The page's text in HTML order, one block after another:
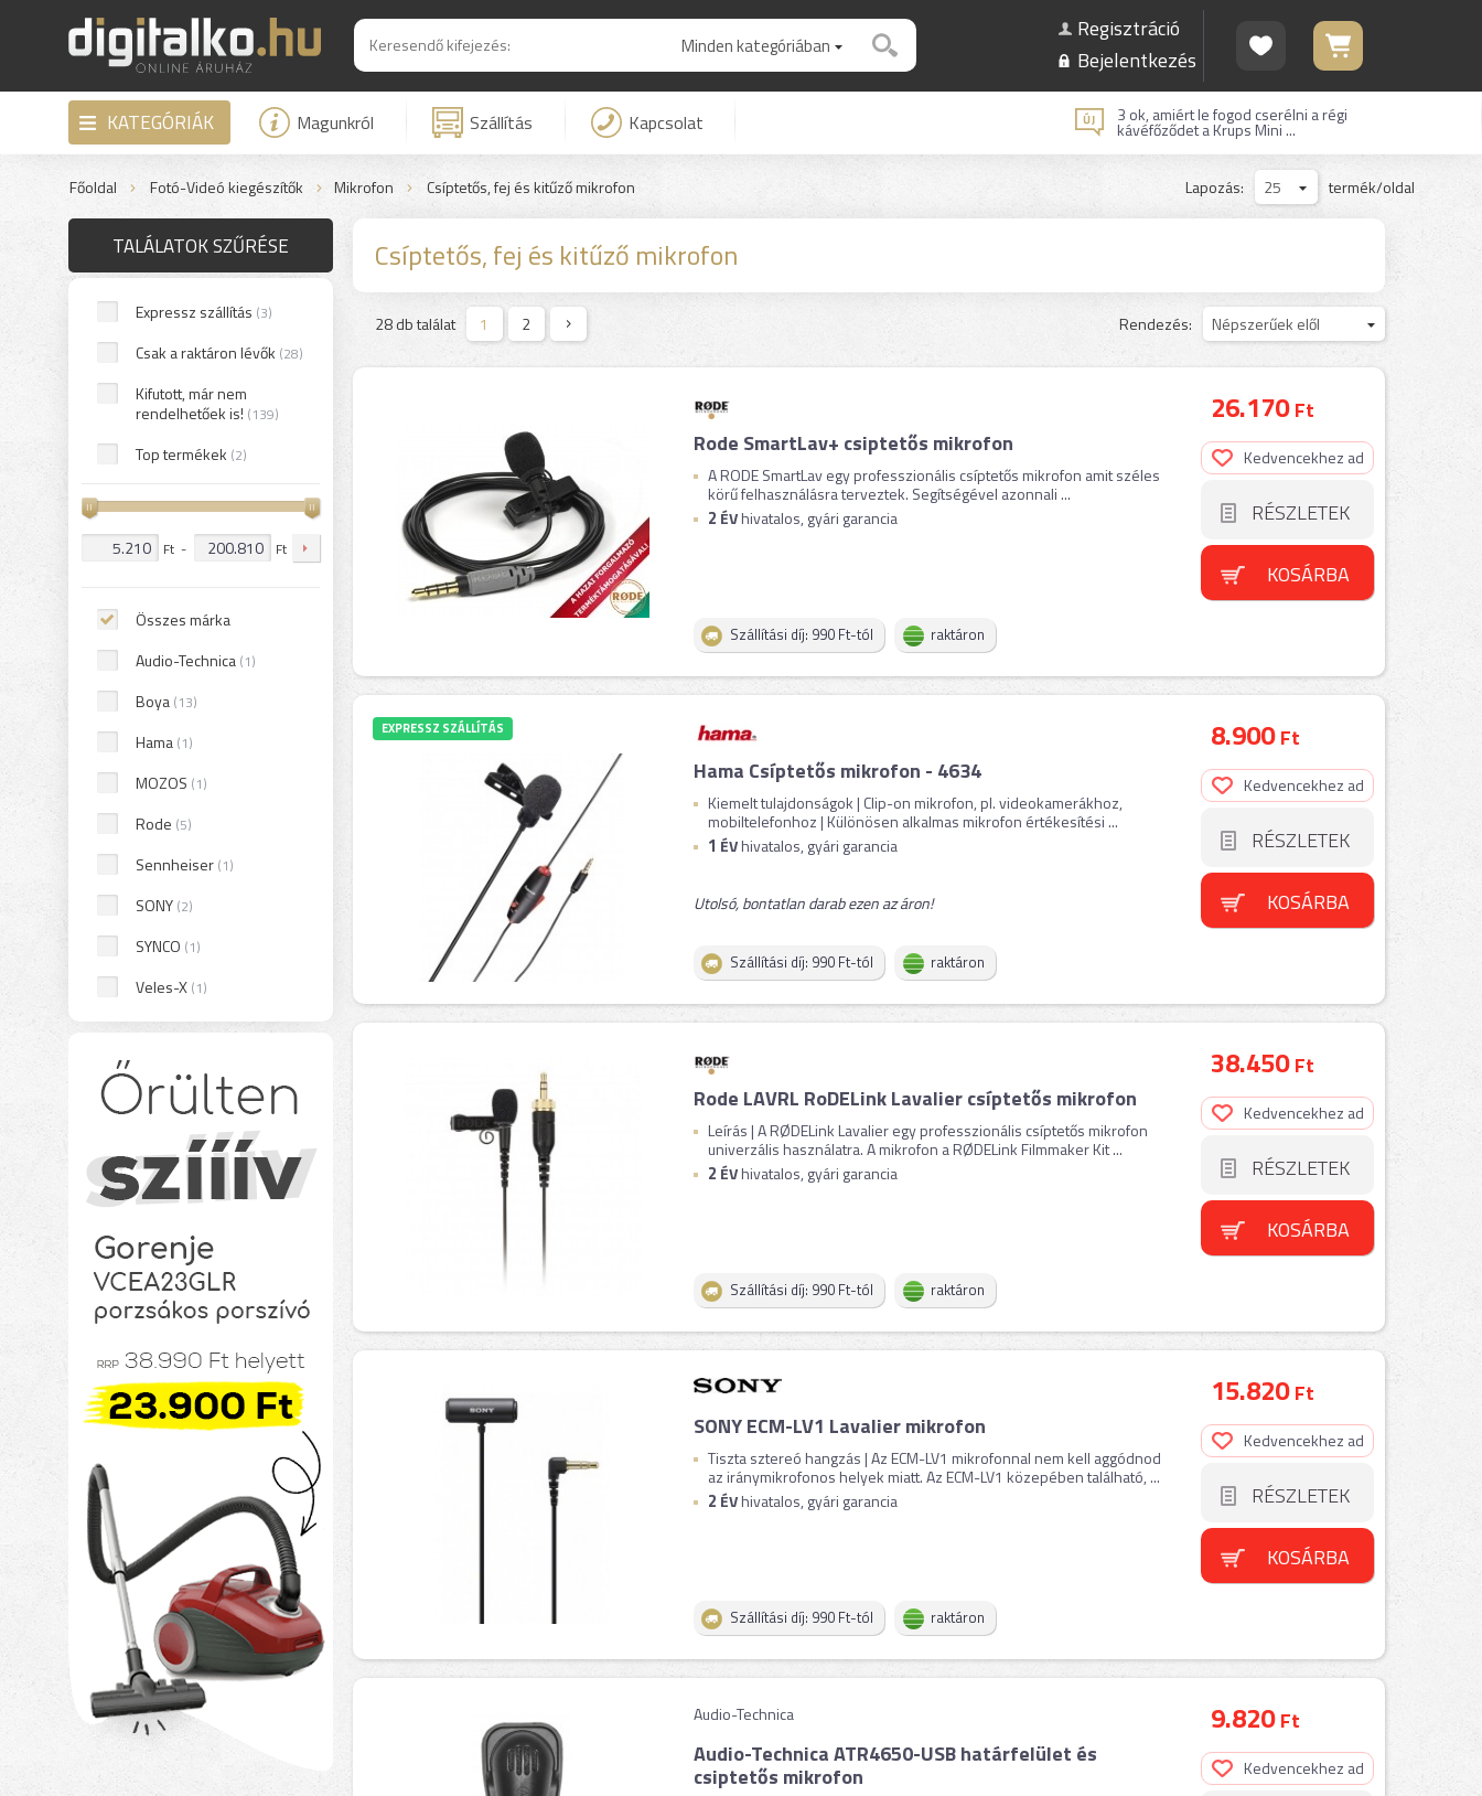
Minden kategóriában
Regisztráció
Bejelentkezés
KATEGÓRIÁK Magunkról Szállítás Kapcsolat 3 ok, amiért le fogod cserélni a régi
kávéfőződet a Krups Mini ...
Főoldal Fotó-Videó kiegészítők Mikrofon Csíptetős, fej és kitűző mikrofon termék/oldal
25
Lapozás:
TALÁLATOK SZŰRÉSE
Expressz szállítás (3)
Csak a raktáron lévők (28)
Kifutott, már nem
rendelhetőek is! (139)
Top termékek (2)
Ft - Ft
Összes márka
Audio-Technica (1)
Boya (13)
Hama (1)
MOZOS (1)
Rode (5)
Sennheiser (1)
SONY (2)
SYNCO (1)
Veles-X (1)
Csíptetős, fej és kitűző mikrofon
28 db találat 1 2 Népszerűek elől
Rendezés:
Rode SmartLav+ csiptetős mikrofon
A RODE SmartLav egy professzionális csíptetős mikrofon amit széles
körű felhasználásra terveztek. Segítségével azonnali ...
2 ÉVhivatalos, gyári garancia
Szállítási díj: 990 Ft-tól raktáron
26.170Ft
Kedvencekhez ad
RÉSZLETEK
KOSÁRBA
EXPRESSZ SZÁLLÍTÁS
Hama Csíptetős mikrofon - 4634
Kiemelt tulajdonságok | Clip-on mikrofon, pl. videokamerákhoz,
mobiltelefonhoz | Különösen alkalmas mikrofon értékesítési ...
1 ÉVhivatalos, gyári garancia
Utolsó, bontatlan darab ezen az áron!
Szállítási díj: 990 Ft-tól raktáron
8.900Ft
Kedvencekhez ad
RÉSZLETEK
KOSÁRBA
Rode LAVRL RoDELink Lavalier csíptetős mikrofon
Leírás | A RØDELink Lavalier egy professzionális csíptetős mikrofon
univerzális használatra. A mikrofon a RØDELink Filmmaker Kit ...
2 ÉVhivatalos, gyári garancia
Szállítási díj: 990 Ft-tól raktáron
38.450Ft
Kedvencekhez ad
RÉSZLETEK
KOSÁRBA
SONY ECM-LV1 Lavalier mikrofon
Tiszta sztereó hangzás | Az ECM-LV1 mikrofonnal nem kell aggódnod
az iránymikrofonos helyek miatt. Az ECM-LV1 közepében található, ...
2 ÉVhivatalos, gyári garancia
Szállítási díj: 990 Ft-tól raktáron
15.820Ft
Kedvencekhez ad
RÉSZLETEK
KOSÁRBA
Audio-Technica
Audio-Technica ATR4650-USB határfelület és
csiptetős mikrofon
9.820Ft
Kedvencekhez ad